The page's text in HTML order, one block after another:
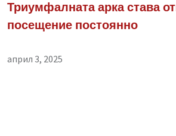
Триумфалната арка става
посещение постоянно
април 3, 2025